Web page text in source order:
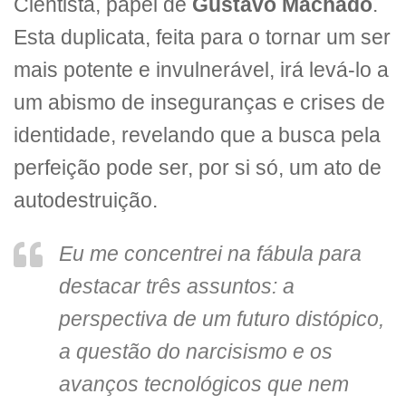
Cientista, papel de Gustavo Machado.
Esta duplicata, feita para o tornar um ser
mais potente e invulnerável, irá levá-lo a
um abismo de inseguranças e crises de
identidade, revelando que a busca pela
perfeição pode ser, por si só, um ato de
autodestruição.
Eu me concentrei na fábula para
destacar três assuntos: a
perspectiva de um futuro distópico,
a questão do narcisismo e os
avanços tecnológicos que nem